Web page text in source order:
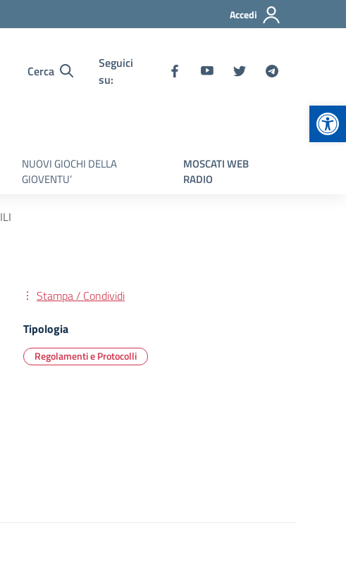
Accedi
Cerca
Seguici
su:
NUOVI GIOCHI DELLA
GIOVENTU’
MOSCATI WEB
RADIO
Stampa / Condividi
Tipologia
Regolamenti e Protocolli